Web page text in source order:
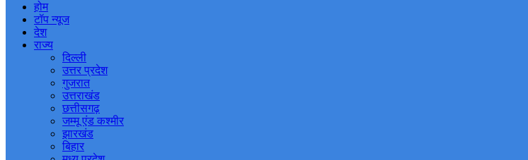
होम
टॉप न्यूज
देश
राज्य
दिल्ली
उत्तर प्रदेश
गुजरात
उत्तराखंड
छत्तीसगढ़
जम्मू एंड कश्मीर
झारखंड
बिहार